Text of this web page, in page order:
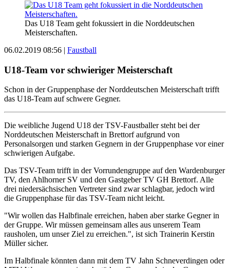
Das U18 Team geht fokussiert in die Norddeutschen
Meisterschaften.
06.02.2019 08:56 | Faustball
U18-Team vor schwieriger Meisterschaft
Schon in der Gruppenphase der Norddeutschen Meisterschaft trifft
das U18-Team auf schwere Gegner.
Die weibliche Jugend U18 der TSV-Faustballer steht bei der
Norddeutschen Meisterschaft in Brettorf aufgrund von
Personalsorgen und starken Gegnern in der Gruppenphase vor einer
schwierigen Aufgabe.
Das TSV-Team trifft in der Vorrundengruppe auf den Wardenburger
TV, den Ahlhorner SV und den Gastgeber TV GH Brettorf. Alle
drei niedersächsischen Vertreter sind zwar schlagbar, jedoch wird
die Gruppenphase für das TSV-Team nicht leicht.
"Wir wollen das Halbfinale erreichen, haben aber starke Gegner in
der Gruppe. Wir müssen gemeinsam alles aus unserem Team
rausholen, um unser Ziel zu erreichen.", ist sich Trainerin Kerstin
Müller sicher.
Im Halbfinale könnten dann mit dem TV Jahn Schneverdingen oder